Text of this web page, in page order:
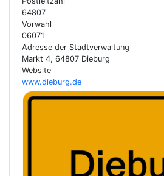
64807
Vorwahl
06071
Adresse der Stadtverwaltung
Markt 4, 64807 Dieburg
Website
www.dieburg.de